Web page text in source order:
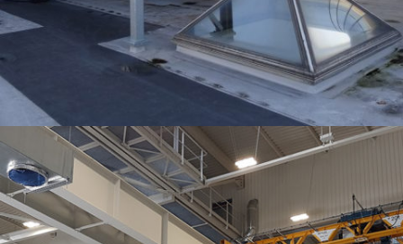
RACK ET STRUCTURES SUPPORT D’ÉQUIPEMENTS EN TOITURE – INDUSTRIE
AGRO-ALIMENTAIRE